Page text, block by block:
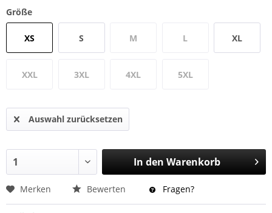
Größe
XS S M L XL
XXL 3XL 4XL 5XL
Auswahl zurücksetzen
In den Warenkorb
Merken Bewerten Fragen?